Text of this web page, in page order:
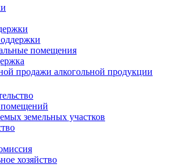
помещения
продажи алкогольной продукции
помещений
земельных участков
хозяйство